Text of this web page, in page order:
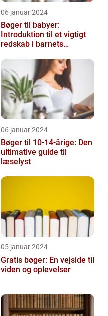
06 januar 2024
Bøger til babyer:
Introduktion til et vigtigt
redskab i barnets
06 januar 2024
Bøger til 10-14-årige: Den
ultimative guide til
læselyst
05 januar 2024
Gratis bøger: En vejside til
viden og oplevelser